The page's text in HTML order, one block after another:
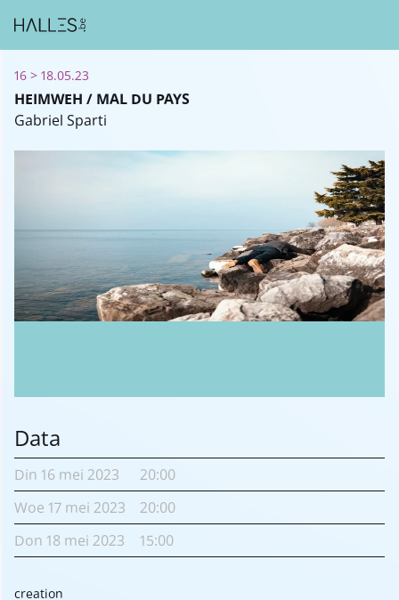
16 > 18.05.23
HEIMWEH / MAL DU PAYS
Gabriel Sparti
Data
Din 16 mei 2023
20:00
Woe 17 mei 2023
20:00
Don 18 mei 2023 15:00
creation